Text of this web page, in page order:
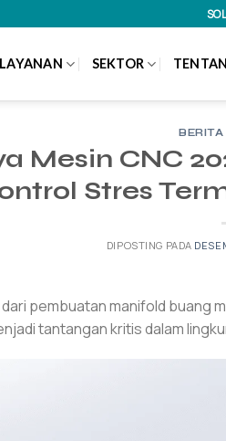
LAYANAN SEKTOR
Mesin CNC
Stres
DIPOSTING PADA
pembuatan manifold buang
tantangan kritis dalam